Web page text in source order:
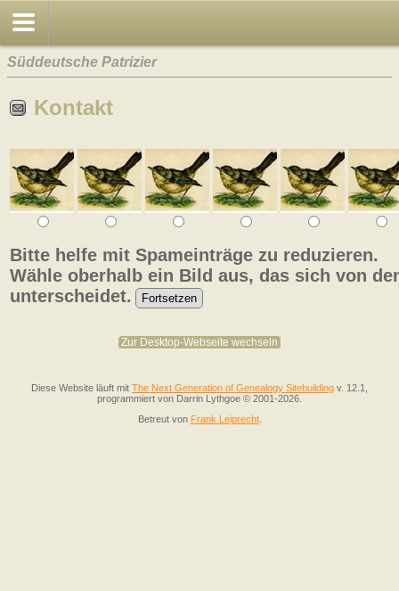
Süddeutsche Patrizier
Kontakt
Bitte helfe mit Spameinträge zu reduzieren.
Wähle oberhalb ein Bild aus, das sich von
unterscheidet.
Zur Desktop-Webseite wechseln
Diese Website läuft mit The Next Generation of Genealogy Sitebuilding v. 12.1,
programmiert von Darrin Lythgoe © 2001-2026.
Betreut von Frank Leiprecht.